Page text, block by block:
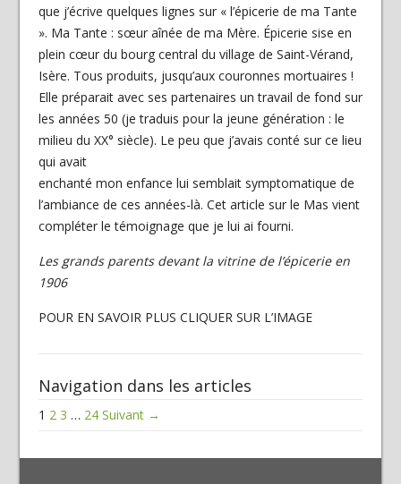
que j’écrive quelques lignes sur « l’épicerie de ma Tante
». Ma Tante : sœur aînée de ma Mère. Épicerie sise en
plein cœur du bourg central du village de Saint-Vérand,
Isère. Tous produits, jusqu’aux couronnes mortuaires !
Elle préparait avec ses partenaires un travail de fond sur
les années 50 (je traduis pour la jeune génération : le
milieu du XX° siècle). Le peu que j’avais conté sur ce lieu
qui avait
enchanté mon enfance lui semblait symptomatique de
l’ambiance de ces années-là. Cet article sur le Mas vient
compléter le témoignage que je lui ai fourni.
Les grands parents devant la vitrine de l’épicerie en
1906
POUR EN SAVOIR PLUS CLIQUER SUR L’IMAGE
Navigation dans les articles
1 2 3 … 24 Suivant →